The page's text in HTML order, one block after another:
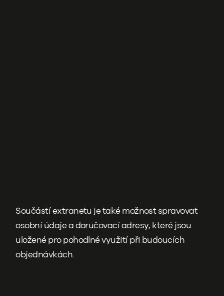
Součástí extranetu je také možnost spravovat
osobní údaje a doručovací adresy, které jsou
uložené pro pohodlné využití při budoucích
objednávkách.